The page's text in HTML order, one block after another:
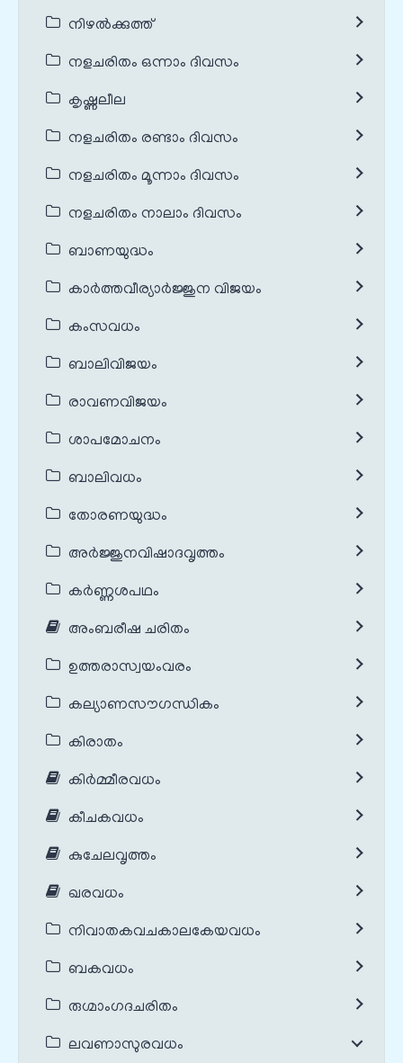
നിഴൽക്കുത്ത്
നളചരിതം ഒന്നാം ദിവസം
കൃഷ്ണലീല
നളചരിതം രണ്ടാം ദിവസം
നളചരിതം മൂന്നാം ദിവസം
നളചരിതം നാലാം ദിവസം
ബാണയുദ്ധം
കാർത്തവീര്യാർജ്ജുന വിജയം
കംസവധം
ബാലിവിജയം
രാവണവിജയം
ശാപമോചനം
ബാലിവധം
തോരണയുദ്ധം
അർജ്ജുനവിഷാദവൃത്തം
കർണ്ണശപഥം
അംബരീഷ ചരിതം
ഉത്തരാസ്വയംവരം
കല്യാണസൗഗന്ധികം
കിരാതം
കിർമ്മീരവധം
കീചകവധം
കുചേലവൃത്തം
ഖരവധം
നിവാതകവചകാലകേയവധം
ബകവധം
രുഗ്മാംഗദചരിതം
ലവണാസുരവധം